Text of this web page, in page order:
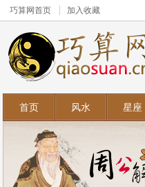
巧算网首页 加入收藏
首页 风水 星座